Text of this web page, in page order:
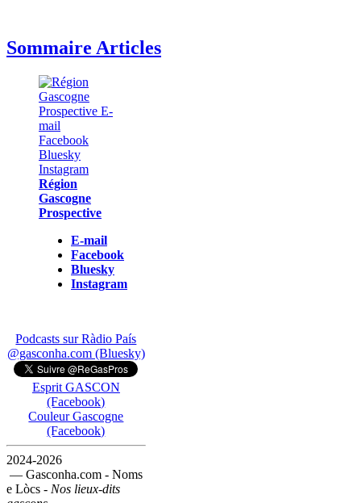
Sommaire Articles
Région
Gascogne
Prospective
E-mail
Facebook
Bluesky
Instagram
Podcasts sur Ràdio País
@gasconha.com (Bluesky)
Esprit GASCON
(Facebook)
Couleur Gascogne
(Facebook)
2024-2026
— Gasconha.com - Noms
e Lòcs - Nos lieux-dits